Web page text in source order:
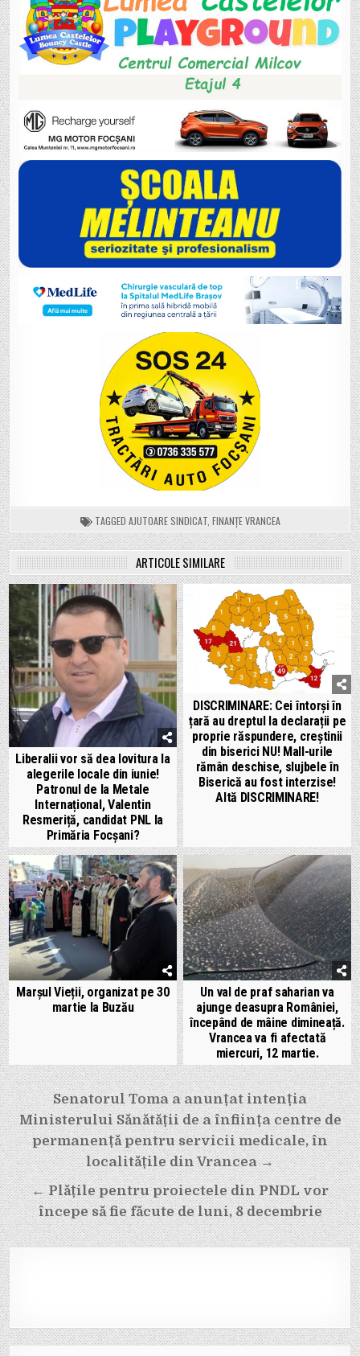
TAGGED AJUTOARE SINDICAT, FINANȚE VRANCEA
ARTICOLE SIMILARE
Liberalii vor să dea lovitura la
alegerile locale din iunie!
Patronul de la Metale
Internațional, Valentin
Resmeriță, candidat PNL la
Primăria Focșani?
DISCRIMINARE: Cei întorși în
țară au dreptul la declarații pe
proprie răspundere, creștinii
din biserici NU! Mall-urile
rămân deschise, slujbele în
Biserică au fost interzise!
Altă DISCRIMINARE!
Marșul Vieții, organizat pe 30
martie la Buzău
Un val de praf saharian va
ajunge deasupra României,
începând de mâine dimineață.
Vrancea va fi afectată
miercuri, 12 martie.
Navigare
în
articole
Senatorul Toma a anunțat intenția
Ministerului Sănătății de a înființa centre de
permanență pentru servicii medicale, în
localitățile din Vrancea →
← Plățile pentru proiectele din PNDL vor
începe să fie făcute de luni, 8 decembrie